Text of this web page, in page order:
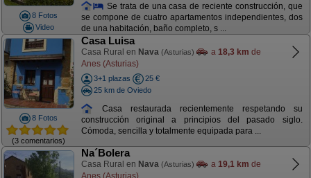
8 Fotos
Video
Se trata de una casa de reciente construcción, que
se compone de cuatro apartamentos independientes, dos
de una habitación, baño completo, s ...
8 Fotos
(3 comentarios)
Casa Luisa
Casa Rural en Nava (Asturias) a 18,3 km de
Anes (Asturias)
3+1 plazas
25 €
25 km de Oviedo
Casa restaurada recientemente respetando su
construcción original a principios del pasado siglo.
Cómoda, sencilla y totalmente equipada para ...
Na´Bolera
Casa Rural en Nava (Asturias) a 19,1 km de
Anes (Asturias)